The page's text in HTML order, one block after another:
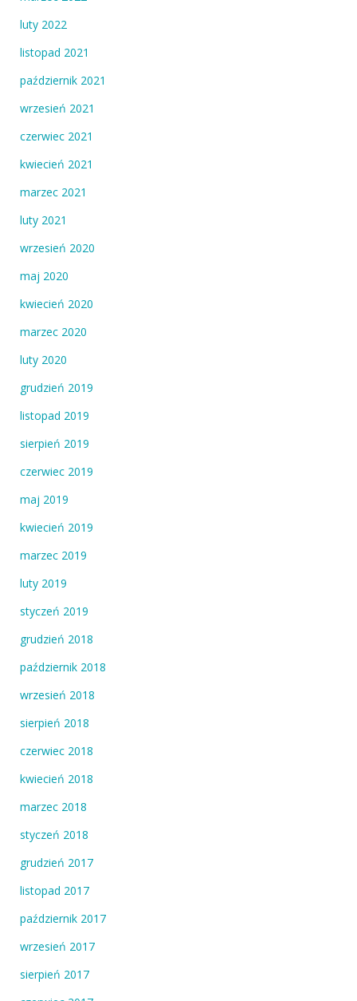
luty 2022
listopad 2021
październik 2021
wrzesień 2021
czerwiec 2021
kwiecień 2021
marzec 2021
luty 2021
wrzesień 2020
maj 2020
kwiecień 2020
marzec 2020
luty 2020
grudzień 2019
listopad 2019
sierpień 2019
czerwiec 2019
maj 2019
kwiecień 2019
marzec 2019
luty 2019
styczeń 2019
grudzień 2018
październik 2018
wrzesień 2018
sierpień 2018
czerwiec 2018
kwiecień 2018
marzec 2018
styczeń 2018
grudzień 2017
listopad 2017
październik 2017
wrzesień 2017
sierpień 2017